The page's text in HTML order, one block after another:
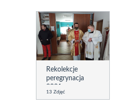
Rekolekcje
peregrynacja
2021
13 Zdjęć